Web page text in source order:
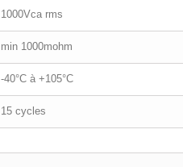
1000Vca rms
min 1000mohm
-40°C à +105°C
15 cycles